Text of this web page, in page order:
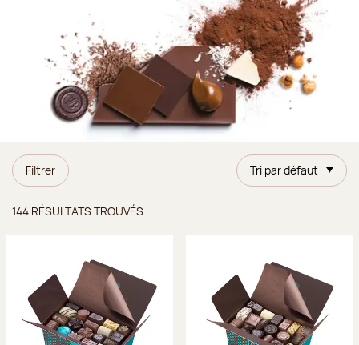
Filtrer Tri par défaut
144 RÉSULTATS TROUVÉS